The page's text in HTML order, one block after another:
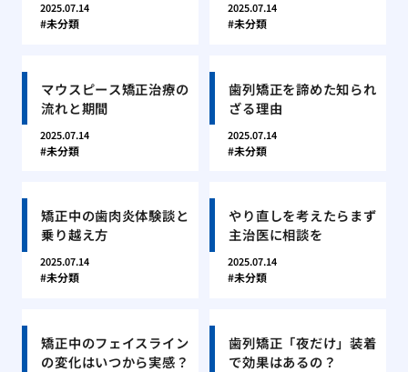
2025.07.14
未分類
2025.07.14
未分類
マウスピース矯正治療の
流れと期間
2025.07.14
未分類
歯列矯正を諦めた知られ
ざる理由
2025.07.14
未分類
矯正中の歯肉炎体験談と
乗り越え方
2025.07.14
未分類
やり直しを考えたらまず
主治医に相談を
2025.07.14
未分類
矯正中のフェイスライン
の変化はいつから実感？
歯列矯正「夜だけ」装着
で効果はあるの？